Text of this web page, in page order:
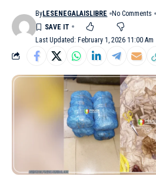
Last Updated: February 1, 2026 11:00 Am
ByLESENEGALAISLIBRE No Comments